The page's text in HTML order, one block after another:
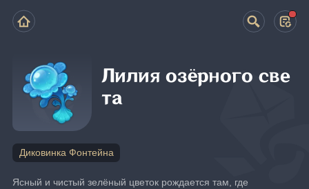
Лилия озёрного све
та
Диковинка Фонтейна
Ясный и чистый зелёный цветок рождается там, где